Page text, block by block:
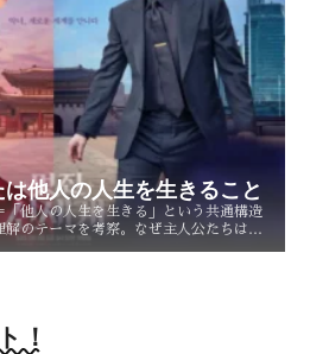
他人の人生を生きること
他人の人生を生きる」という共通構造
解のテーマを考察。なぜ主人公たちは他
！